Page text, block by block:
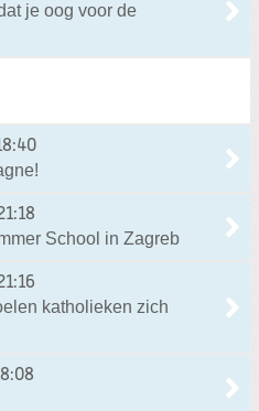
je oog voor de
School in Zagreb
katholieken zich